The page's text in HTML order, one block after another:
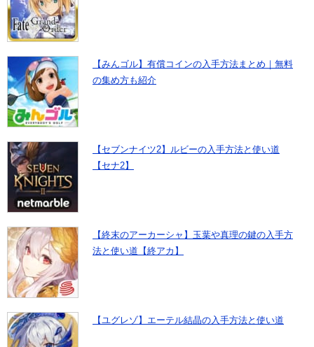
【みんゴル】有償コインの入手方法まとめ｜無料
の集め方も紹介
【セブンナイツ2】ルビーの入手方法と使い道
【セナ2】
【終末のアーカーシャ】玉葉や真理の鍵の入手方
法と使い道【終アカ】
【ユグレゾ】エーテル結晶の入手方法と使い道